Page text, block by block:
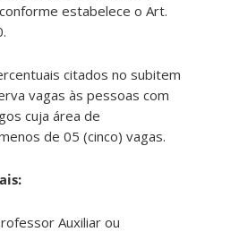
estabelece o Art.
citados no subitem
vagas às pessoas com
cuja área de
de 05 (cinco) vagas.
Auxiliar ou